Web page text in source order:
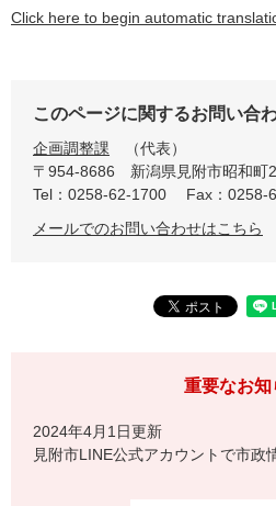
Click here to begin automatic
このページに関するお問い合
企画調整課
代表
〒954-8686
新潟県見附市昭和町
Tel：0258-62-1700
Fax：0258-
メールでのお問い合わせはこちら
重要なお知
2024年4月1日更新
見附市LINE公式アカウントで市政